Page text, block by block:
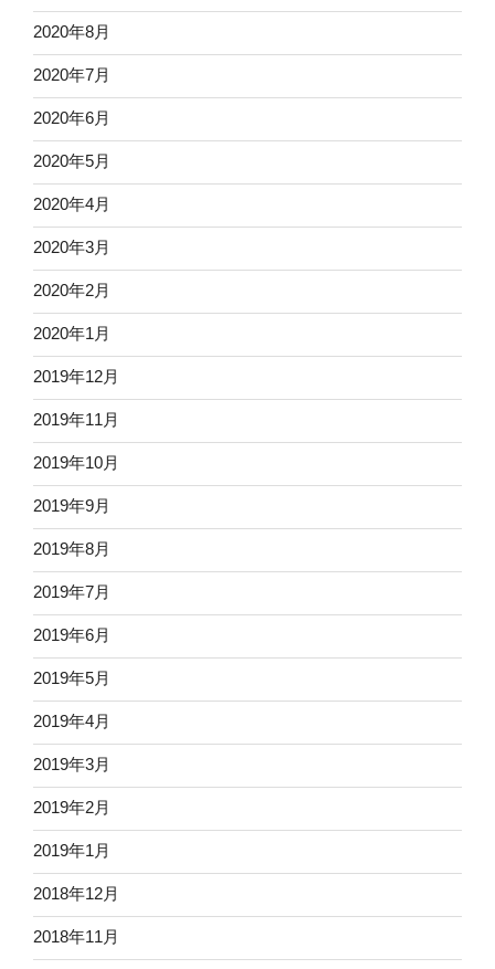
2020年8月
2020年7月
2020年6月
2020年5月
2020年4月
2020年3月
2020年2月
2020年1月
2019年12月
2019年11月
2019年10月
2019年9月
2019年8月
2019年7月
2019年6月
2019年5月
2019年4月
2019年3月
2019年2月
2019年1月
2018年12月
2018年11月